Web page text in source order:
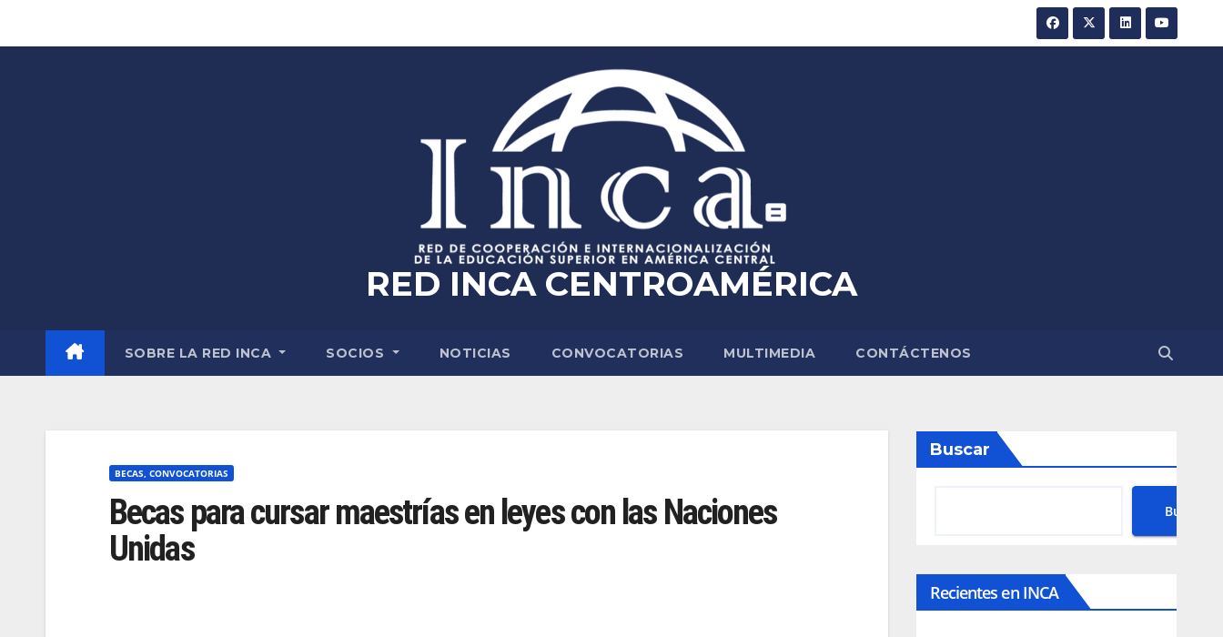
RED INCA CENTROAMÉRICA
SOBRE LA RED INCA SOCIOS NOTICIAS CONVOCATORIAS MULTIMEDIA CONTÁCTENOS
BECAS, CONVOCATORIAS
Becas para cursar maestrías en leyes con las Naciones
Unidas
Buscar
Buscar
Recientes en INCA